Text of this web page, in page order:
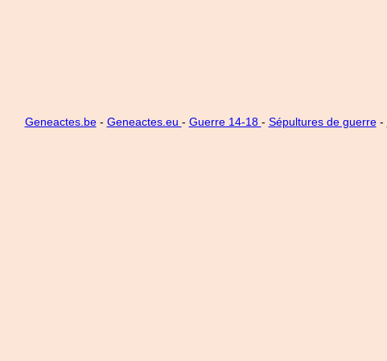
Geneactes.be- Geneactes.eu - Guerre 14-18 - Sépultures de guerre-